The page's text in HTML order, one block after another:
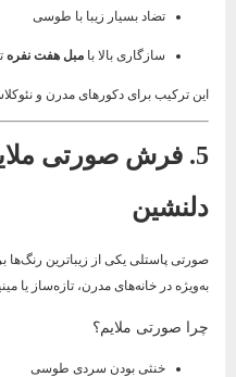
تضاد بسیار زیبا با طوسی
سازگاری بالا بامبل هفت نفره
این ترکیب برای دکورهای مدرن و
5. فرش صورتی
دلنشین
صورتی پاستلی یکی از زیباترین
به‌ویژه در خانه‌های مدرن، تازه‌ساز یا
چرا صورتی ملایم؟
خنثی بودن سردی طوسی